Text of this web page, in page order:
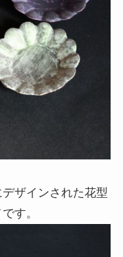
ザインされた花型
す。